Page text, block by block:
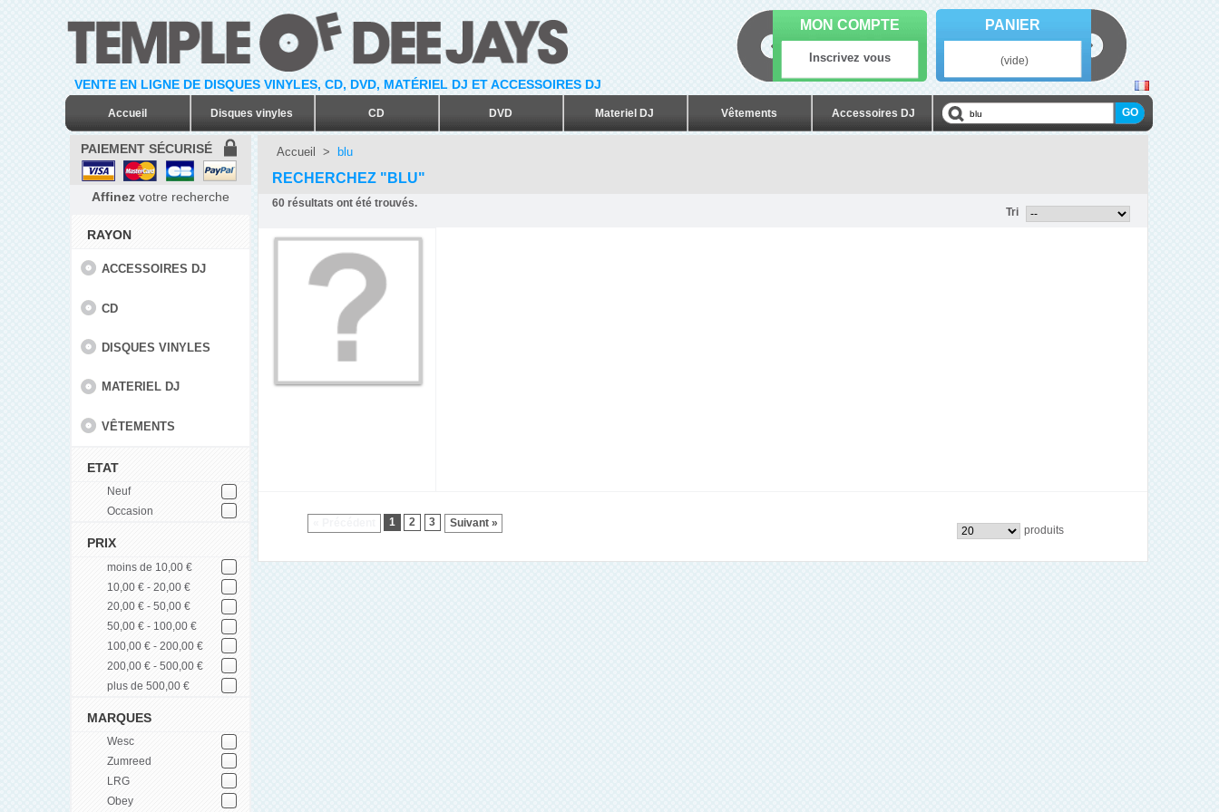
VENTE EN LIGNE DE DISQUES VINYLES, CD, DVD, MATÉRIEL DJ ET ACCESSOIRES DJ
Accueil Disques vinyles CD DVD Materiel DJ Vêtements Accessoires DJ
MON COMPTE
Inscrivez vous
PANIER
(vide)
PAIEMENT SÉCURISÉ
Affinez votre recherche
RAYON
ACCESSOIRES DJ
CD
DISQUES VINYLES
MATERIEL DJ
VÊTEMENTS
ETAT
Neuf
Occasion
PRIX
moins de 10,00 €
10,00 € - 20,00 €
20,00 € - 50,00 €
50,00 € - 100,00 €
100,00 € - 200,00 €
200,00 € - 500,00 €
plus de 500,00 €
MARQUES
Wesc
Zumreed
LRG
Obey
Accueil > blu
RECHERCHEZ "BLU"
60 résultats ont été trouvés.
Tri
1 2 3 Suivant »
produits